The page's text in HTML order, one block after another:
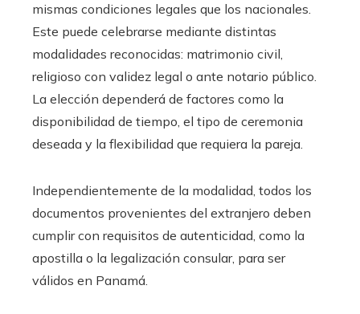
mismas condiciones legales que los nacionales.
Este puede celebrarse mediante distintas
modalidades reconocidas: matrimonio civil,
religioso con validez legal o ante notario público.
La elección dependerá de factores como la
disponibilidad de tiempo, el tipo de ceremonia
deseada y la flexibilidad que requiera la pareja.
Independientemente de la modalidad, todos los
documentos provenientes del extranjero deben
cumplir con requisitos de autenticidad, como la
apostilla o la legalización consular, para ser
válidos en Panamá.